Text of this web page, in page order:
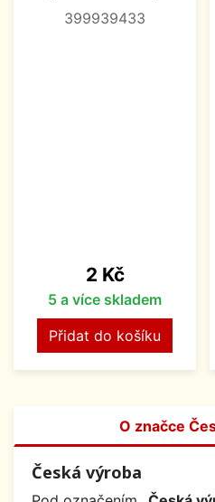
399939433
Cena
2 Kč
5 a více skladem
Přidat do košíku
O značce
Česká výroba